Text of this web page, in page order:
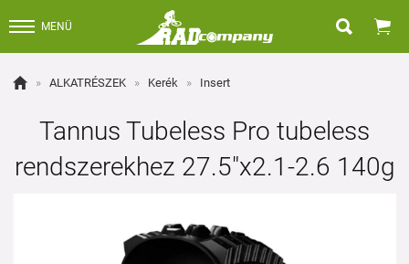
MENÜ  
 » ALKATRÉSZEK » Kerék » Insert
Tannus Tubeless Pro tubeless
rendszerekhez 27.5"x2.1-2.6 140g